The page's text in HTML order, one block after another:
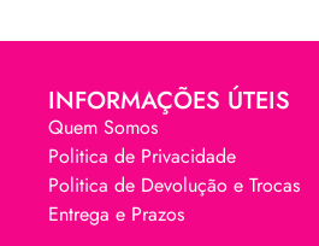
INFORMAÇÕES ÚTEIS
Quem Somos
Politica de Privacidade
Politica de Devolução e Trocas
Entrega e Prazos